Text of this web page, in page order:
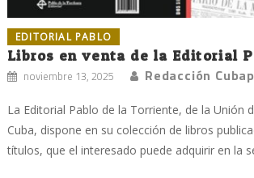
EDITORIAL PABLO
Libros en venta de la Editorial
noviembre 13, 2025 Redacción
La Editorial Pablo de la Torriente, de la Unión
Cuba, dispone en su colección de libros
títulos, que el interesado puede adquirir en la